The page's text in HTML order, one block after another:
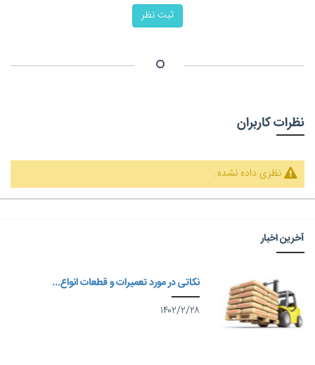
ثبت نظر
نظرات کاربران
نظری داده نشده.
آخرین اخبار
نکاتی در مورد تعمیرات و قطعات انواع...
۱۴۰۲/۲/۲۸